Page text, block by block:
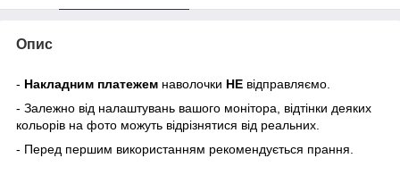
Опис
- Накладним платежем наволочки НЕ відправляємо.
- Залежно від налаштувань вашого монітора, відтінки деяких
кольорів на фото можуть відрізнятися від реальних.
- Перед першим використанням рекомендується прання.